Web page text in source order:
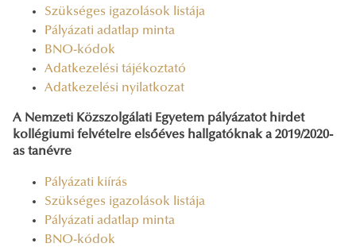
Szükséges igazolások listája
Pályázati adatlap minta
BNO-kódok
Adatkezelési tájékoztató
Adatkezelési nyilatkozat
A Nemzeti Közszolgálati Egyetem pályázatot hirdet
kollégiumi felvételre elsőéves hallgatóknak a 2019/2020-
as tanévre
Pályázati kiírás
Szükséges igazolások listája
Pályázati adatlap minta
BNO-kódok